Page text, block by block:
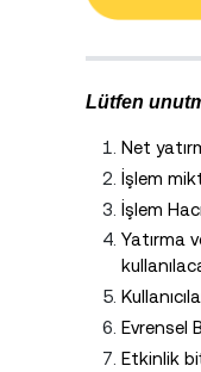
Lütfen
Net
İşlem
İşlem
Yatırma
Evrensel
Etkinlik